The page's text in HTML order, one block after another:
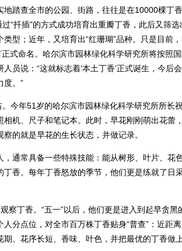
查全市的公园、街路，往往是在10000棵丁
“扦插”的方式成功培育出重瓣丁香，此后又筛选
型；近年，又培育出“红珊瑚”品种。只是目前
式命名。哈尔滨市园林绿化科学研究所将按照
员说：“这就标志着‘本土丁香’正式诞生，今后
度。”
年51岁的哈尔滨市园林绿化科学研究所所长
机、尺子和笔记本。此时，早花刚刚萌出花蕾
的就是早花的生长状态，并做记录。
常具备一些特殊技能：能从树形、叶片、花
香。每年丁香怒放的季节，他们更是练就了日
丁香。“五一”以后，他们更是进入到起早贪黑
分点位，对全市百万株丁香贴身“普查”：近距
、花序长短、香味、叶色，并把最优的丁香做